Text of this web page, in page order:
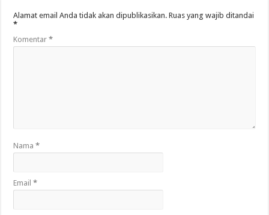
Alamat email Anda tidak akan dipublikasikan. Ruas yang wajib ditandai
*
Komentar*
Nama*
Email*